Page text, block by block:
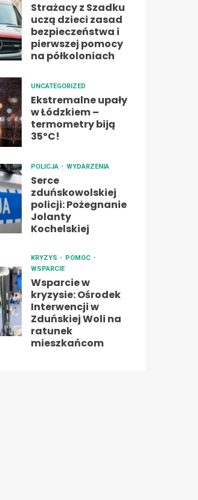
Strażacy z Szadku
uczą dzieci zasad
bezpieczeństwa i
pierwszej pomocy
na półkoloniach
UNCATEGORIZED
Ekstremalne upały
w Łódzkiem –
termometry biją
35ºC!
POLICJA WYDARZENIA
Serce
zduńskowolskiej
policji: Pożegnanie
Jolanty
Kochelskiej
KRYZYS
POMOC
WSPARCIE
Wsparcie w
kryzysie: Ośrodek
Interwencji w
Zduńskiej Woli na
ratunek
mieszkańcom